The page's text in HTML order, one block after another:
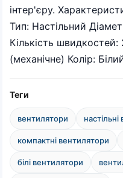
інтер'єру.
Тип: Настільний
Кількість
(механічне) Колір:
Теги
вентилятори
компактні вентилятори
білі вентилятори